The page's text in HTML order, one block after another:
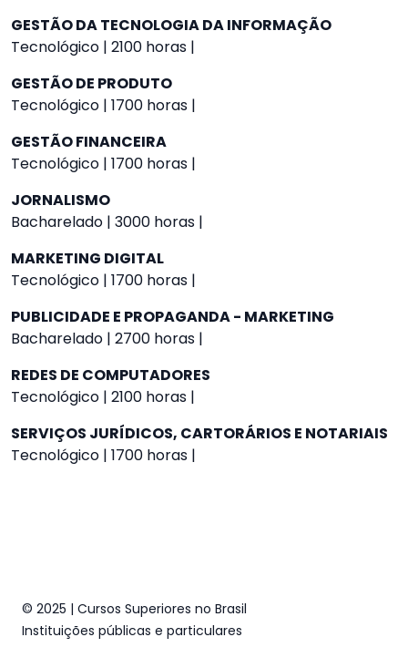
GESTÃO DA TECNOLOGIA DA INFORMAÇÃO
Tecnológico | 2100 horas |
GESTÃO DE PRODUTO
Tecnológico | 1700 horas |
GESTÃO FINANCEIRA
Tecnológico | 1700 horas |
JORNALISMO
Bacharelado | 3000 horas |
MARKETING DIGITAL
Tecnológico | 1700 horas |
PUBLICIDADE E PROPAGANDA - MARKETING
Bacharelado | 2700 horas |
REDES DE COMPUTADORES
Tecnológico | 2100 horas |
SERVIÇOS JURÍDICOS, CARTORÁRIOS E NOTARIAIS
Tecnológico | 1700 horas |
© 2025 | Cursos Superiores no Brasil
Instituições públicas e particulares